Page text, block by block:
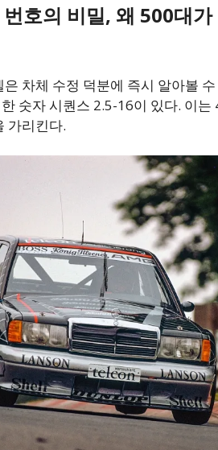
호의 비밀, 왜 500대
차체 수정 덕분에 즉시 알아볼
숫자 시퀀스 2.5-16이 있다. 이는
가리킨다.